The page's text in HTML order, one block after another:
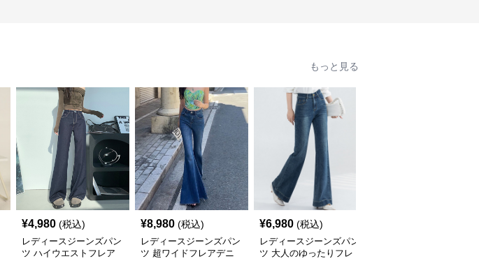
もっと見る
¥4,980 (税込)
レディースジーンズパン
ツ ハイウエストフレア
¥8,980 (税込)
レディースジーンズパン
ツ 超ワイドフレアデニ
¥6,980 (税込)
レディースジーンズパン
ツ 大人のゆったりフレ